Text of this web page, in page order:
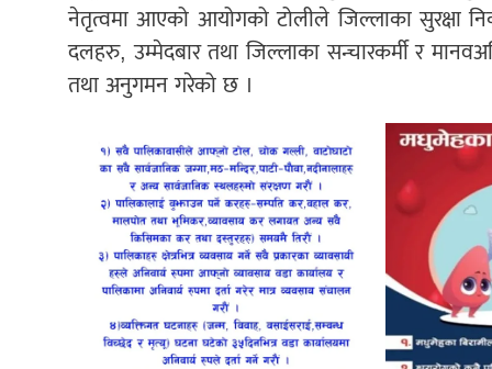
नेतृत्वमा आएको आयोगको टोलीले जिल्लाका सुरक्षा
दलहरु, उम्मेदबार तथा जिल्लाका सन्चारकर्मी र
तथा अनुगमन गरेको छ ।